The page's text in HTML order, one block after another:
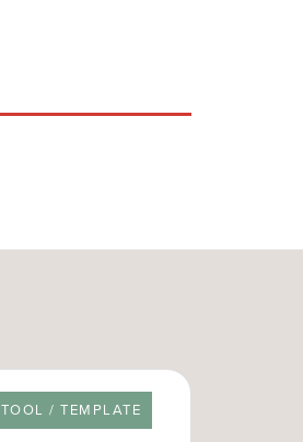
RESOURCE TYPE
TOOL / TEMPLATE